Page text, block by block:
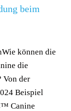
beim
können die
die
Von der
Beispiel
Canine